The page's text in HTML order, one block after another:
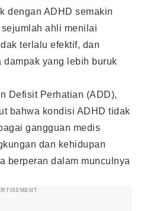
dengan ADHD semakin
ahli menilai
terlalu efektif, dan
yang lebih buruk
Defisit Perhatian (ADD),
bahwa kondisi ADHD tidak
gangguan medis
dan kehidupan
berperan dalam munculnya